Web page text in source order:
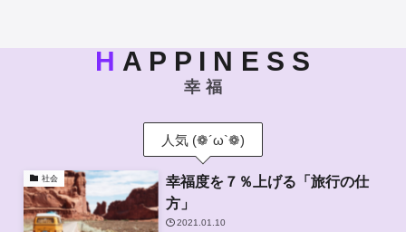
H A P P I N E S S
幸 福
人気 (❁´ω`❁)
社会
幸福度を７％上げる「旅行の仕
方」
2021.01.10